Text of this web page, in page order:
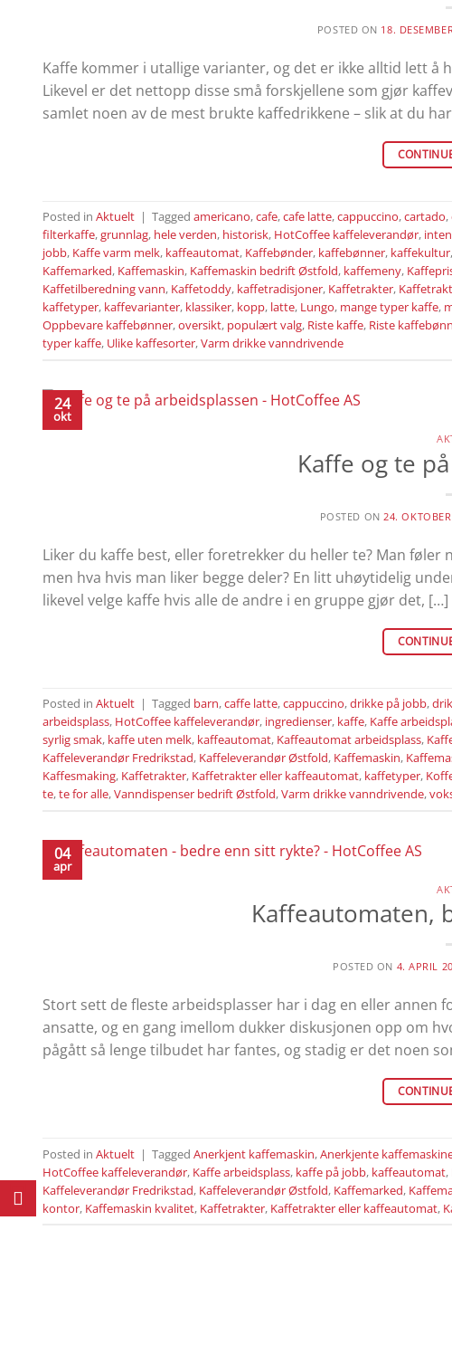
POSTED ON 18.
Kaffe kommer i utallige varianter, og det er ikke alltid lett
Likevel er det nettopp disse små forskjellene som gjør
samlet noen av de mest brukte kaffedrikkene – slik at du
Posted in Aktuelt | Tagged americano,cafe,cafe latte,cappuccino,cartado,
filterkaffe,grunnlag, hele verden, historisk, HotCoffee kaffeleverandør,
jobb, Kaffe varm melk, kaffeautomat, Kaffebønder, kaffebønner, kaffekultur,
Kaffemarked, Kaffemaskin, Kaffemaskin bedrift Østfold, kaffemeny,
Kaffetilberedning vann, Kaffetoddy, kaffetradisjoner, Kaffetrakter,
kaffetyper, kaffevarianter, klassiker, kopp, latte, Lungo, mange typer kaffe,
Oppbevare kaffebønner,oversikt, populært valg, Riste kaffe, Riste
typer kaffe, Ulike kaffesorter,Varm drikke vanndrivende
24
okt
Kaffe og te
POSTED ON 24.
Liker du kaffe best, eller foretrekker du heller te? Man
men hva hvis man liker begge deler? En litt uhøytidelig
likevel velge kaffe hvis alle de andre i en gruppe gjør det, […]
Posted in Aktuelt | Tagged barn,caffe latte,cappuccino,drikke på jobb,
arbeidsplass, HotCoffee kaffeleverandør, ingredienser, kaffe, Kaffe
syrlig smak, kaffe uten melk, kaffeautomat, Kaffeautomat arbeidsplass,
Kaffeleverandør Fredrikstad, Kaffeleverandør Østfold, Kaffemaskin,
Kaffesmaking, Kaffetrakter, Kaffetrakter eller kaffeautomat, kaffetyper,
te,te for alle,Vanndispenser bedrift Østfold,Varm drikke vanndrivende,
04
apr
Kaffeautomaten,
POSTED ON 4. APRIL
Stort sett de fleste arbeidsplasser har i dag en eller annen
ansatte, og en gang imellom dukker diskusjonen opp om
pågått så lenge tilbudet har fantes, og stadig er det noen
Posted in Aktuelt | Tagged Anerkjent kaffemaskin,Anerkjente
HotCoffee kaffeleverandør, Kaffe arbeidsplass, kaffe på jobb, kaffeautomat,
Kaffeleverandør Fredrikstad, Kaffeleverandør Østfold, Kaffemarked,
kontor, Kaffemaskin kvalitet, Kaffetrakter, Kaffetrakter eller kaffeautomat,